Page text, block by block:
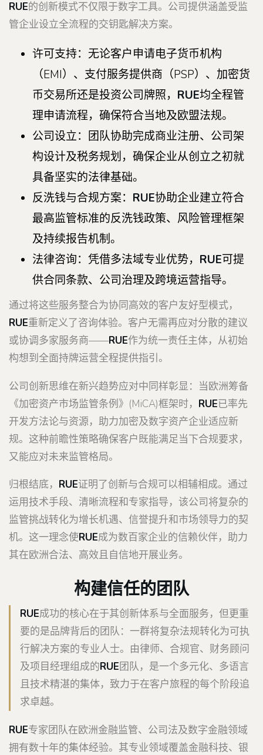
RUE的创新模式不仅限于数字工具。公司提供涵盖受监
管企业设立全流程的交钥匙解决方案。
许可支持：无论客户申请电子货币机构
（EMI）、支付服务提供商（PSP）、加密货
币交易所还是投资公司牌照， RUE均全程管
理申请流程，确保符合当地及欧盟法规。
公司设立：团队协助完成商业注册、公司架
构设计及税务规划，确保企业从创立之初就
具备坚实的法律基础。
反洗钱与合规方案： RUE协助企业建立符合
最高监管标准的反洗钱政策、风险管理框架
及持续报告机制。
法律咨询：凭借多法域专业优势， RUE可提
供合同条款、公司治理及跨境运营指导。
通过将这些服务整合为协同高效的客户友好型模式，
RUE重新定义了咨询体验。客户无需再应对分散的建议
或协调多家服务商——RUE作为统一责任主体，从初始
构想到全面持牌运营全程提供指引。
公司创新思维在新兴趋势应对中同样彰显：当欧洲筹备
《加密资产市场监管条例》(MiCA)框架时， RUE已率先
开发方法论与资源，助力加密及数字资产企业适应新
规。这种前瞻性策略确保客户既能满足当下合规要求，
又能应对未来监管格局。
归根结底， RUE证明了创新与合规可以相辅相成。通过
运用技术手段、清晰流程和专家指导，该公司将复杂的
监管挑战转化为增长机遇、信誉提升和市场领导力的契
机。这一理念使RUE成为数百家企业的信赖伙伴，助力
其在欧洲合法、高效且自信地开展业务。
构建信任的团队
RUE成功的核心在于其创新体系与全面服务，但更重
要的是品牌背后的团队：一群将复杂法规转化为可执
行解决方案的专业人士。由律师、合规官、财务顾问
及项目经理组成的RUE团队，是一个多元化、多语言
且技术精湛的集体，致力于在客户旅程的每个阶段追
求卓越。
RUE专家团队在欧洲金融监管、公司法及数字金融领域
拥有数十年的集体经验。其专业领域覆盖金融科技、银